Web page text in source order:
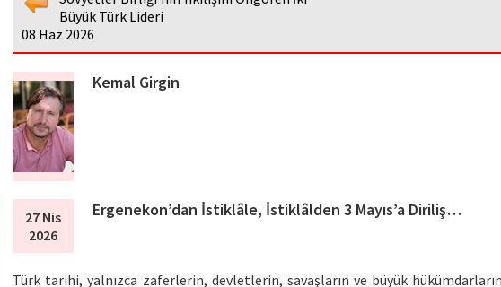
Büyük Türk Lideri
08 Haz 2026
Kemal Girgin
27 Nis
2026
Ergenekon’dan İstiklâle, İstiklâlden 3 Mayıs’a Diriliş…
Türk tarihi, yalnızca zaferlerin, devletlerin, savaşların ve büyük